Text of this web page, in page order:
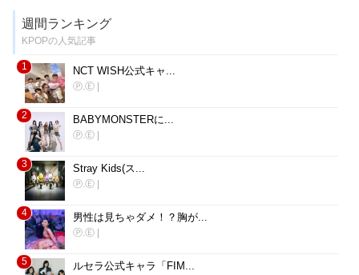
週間ランキング
KPOPの人気記事
1 NCT WISH公式キャ...
Ⓟ.Ⓔ
2 BABYMONSTERに...
Ⓟ.Ⓔ
3 Stray Kids(ス...
Ⓟ.Ⓔ
4 男性は見ちゃダメ！？胸が...
Ⓟ.Ⓔ
5 ルセラ公式キャラ「FIM...